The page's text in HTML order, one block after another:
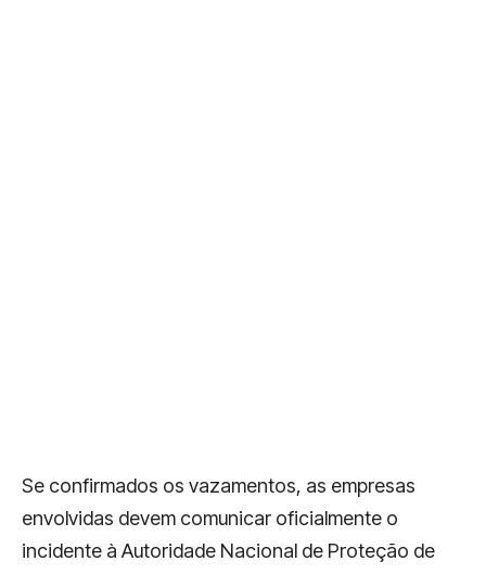
Se confirmados os vazamentos, as empresas
envolvidas devem comunicar oficialmente o
incidente à Autoridade Nacional de Proteção de